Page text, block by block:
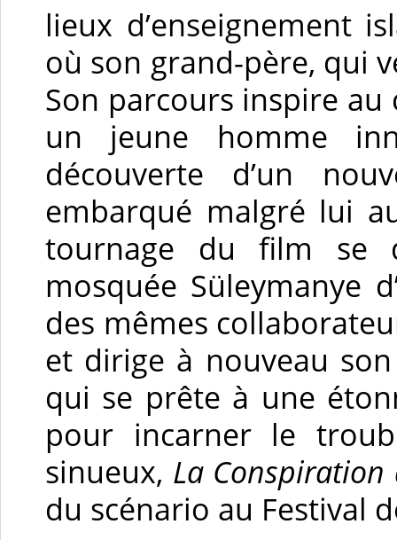
lieux d’enseignement
où son grand-père, qui
Son parcours inspire au
un jeune homme
découverte d’un
embarqué malgré lui
tournage du film se
mosquée Süleymanye
des mêmes
et dirige à nouveau
qui se prête à une
pour incarner le
sinueux, La Conspiration
du scénario au Festival